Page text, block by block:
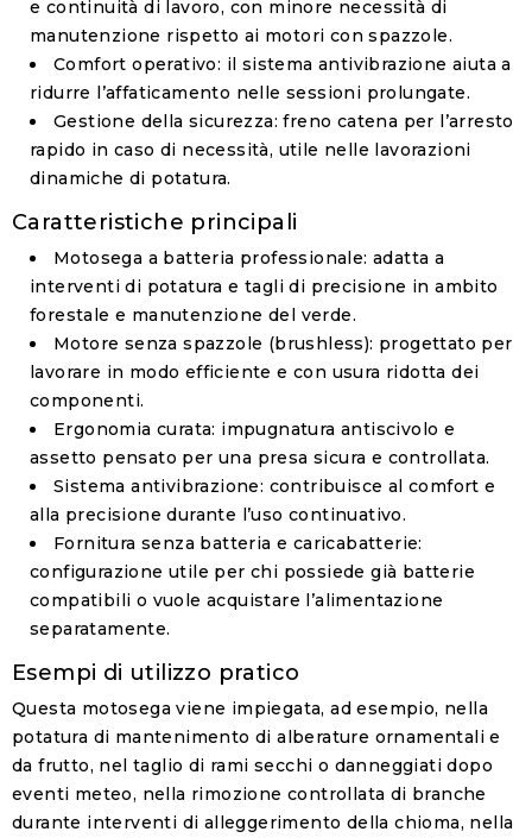
e continuità di lavoro, con minore necessità di
manutenzione rispetto ai motori con spazzole.
Comfort operativo: il sistema antivibrazione aiuta a
ridurre l’affaticamento nelle sessioni prolungate.
Gestione della sicurezza: freno catena per l’arresto
rapido in caso di necessità, utile nelle lavorazioni
dinamiche di potatura.
Caratteristiche principali
Motosega a batteria professionale: adatta a
interventi di potatura e tagli di precisione in ambito
forestale e manutenzione del verde.
Motore senza spazzole (brushless): progettato per
lavorare in modo efficiente e con usura ridotta dei
componenti.
Ergonomia curata: impugnatura antiscivolo e
assetto pensato per una presa sicura e controllata.
Sistema antivibrazione: contribuisce al comfort e
alla precisione durante l’uso continuativo.
Fornitura senza batteria e caricabatterie:
configurazione utile per chi possiede già batterie
compatibili o vuole acquistare l’alimentazione
separatamente.
Esempi di utilizzo pratico
Questa motosega viene impiegata, ad esempio, nella
potatura di mantenimento di alberature ornamentali e
da frutto, nel taglio di rami secchi o danneggiati dopo
eventi meteo, nella rimozione controllata di branche
durante interventi di alleggerimento della chioma, nella